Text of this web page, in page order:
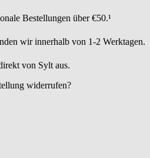
Bestellungen über €50.¹
wir innerhalb von 1-2 Werktagen.
von Sylt aus.
widerrufen?